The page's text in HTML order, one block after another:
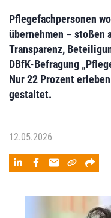
Pflegefachpersonen
übernehmen – stoßen
Transparenz,
DBfK-Befragung
Nur 22 Prozent
gestaltet.
12.05.2026